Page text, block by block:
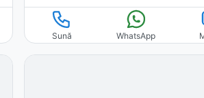
Sună WhatsApp